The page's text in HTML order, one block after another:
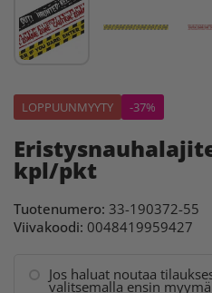
LOPPUUNMYYTY -37%
kpl/pkt
Tuotenumero: 33-190372-55
Viivakoodi: 0048419959427
Jos haluat noutaa
valitsemalla ensin